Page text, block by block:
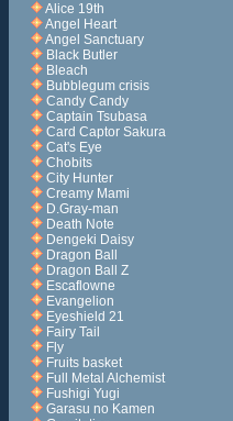
Alice 19th
Angel Heart
Angel Sanctuary
Black Butler
Bleach
Bubblegum crisis
Candy Candy
Captain Tsubasa
Card Captor Sakura
Cat's Eye
Chobits
City Hunter
Creamy Mami
D.Gray-man
Death Note
Dengeki Daisy
Dragon Ball
Dragon Ball Z
Escaflowne
Evangelion
Eyeshield 21
Fairy Tail
Fly
Fruits basket
Full Metal Alchemist
Fushigi Yugi
Garasu no Kamen